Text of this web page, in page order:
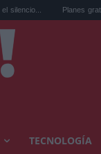
Planes gratis en Valencia
TECNOLOGÍA